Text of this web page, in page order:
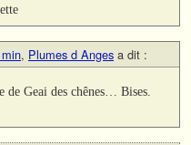
, Plumes d Anges a dit :
de Geai des chênes… Bises.